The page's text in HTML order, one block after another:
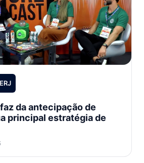
da antecipação de
principal estratégia de